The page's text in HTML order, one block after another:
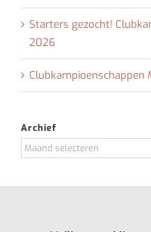
Starters gezocht!
2026
Clubkampioenschappen
Archief
Archief